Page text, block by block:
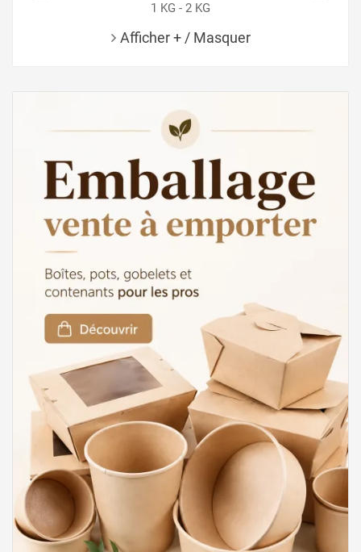
1 KG - 2 KG
Afficher + / Masquer